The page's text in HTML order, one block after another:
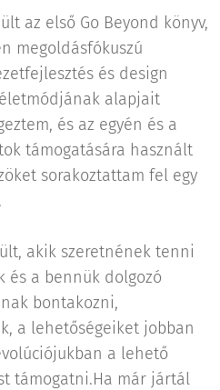
az első Go Beyond könyv,
megoldásfókuszú
és design
alapjait
és az egyén és a
támogatására használt
sorakoztattam fel egy
akik szeretnének tenni
és a bennük dolgozó
bontakozni,
a lehetőségeiket jobban
a lehető
támogatni.Ha már jártál